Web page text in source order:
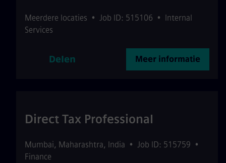
Meerdere locaties • Job ID: 515106 • Internal
Services
Delen Meer informatie
Direct Tax Professional
Mumbai, Maharashtra, India • Job ID: 515759 •
Finance